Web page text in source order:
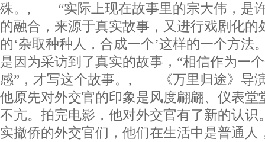
殊。, “实际上现在故事里的宗大伟，是
的融合，来源于真实故事，又进行戏剧化的
的‘杂取种种人，合成一个’这样的一个方
是因为采访到了真实的故事，“相信作为一
感”，才写这个故事。, 《万里归途》导
他原先对外交官的印象是风度翩翩、仪表堂
不亢。拍完电影，他对外交官有了新的认识
实撤侨的外交官们，他们在生活中是普通人